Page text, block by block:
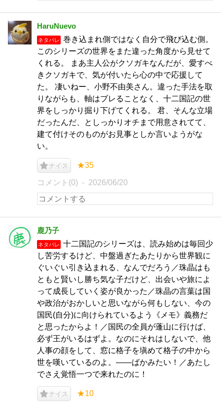
HaruNuevo
ネタバレ
巻き込まれ側ではなく自分で飛び込む側。
このシリーズの世界をまた違った角度から見せて
くれる。 まあ主人公がクソガキなんだが、愛すべ
きクソガキで、気が付いたら心の中で応援して
た。 凄いねー、小野不由美さん。違った手法を取
りながらも、軸はブレることなく、十二国記の世
界をしっかり掘り下げてくれる。 君、そんな立場
だったんだ、としっかりオチまで用意されてて、
建て付けそのものがお見事としか言いようがな
い。
ナイス ★35
コメント(0) 2026/06/20
鹿乃子
ネタバレ
十二国記のシリーズは、読み始めは毎回少
し苦労するけど、中盤過ぎたあたりから世界観に
ぐいぐい引き込まれる、なんでだろう／珠晶はも
ともと賢いし勝ち気な子だけど、出会いや旅によ
って成長していく姿が良かった／珠晶の言葉は国
や政治がおかしいと思いながら何もしない、今の
国民(自分)に向けられているよう《メモ》義務だ
と思ったからよ！／国民の全員が蓬山に行けば、
必ず王がいるはずよ。なのにそれはしないで、他
人事の顔をして、窓に格子を塡めて格子の中から
世を嘆いているのよ。――ばかみたい！／あたし
でさえ覚悟一つで来れたのに！
ナイス ★10